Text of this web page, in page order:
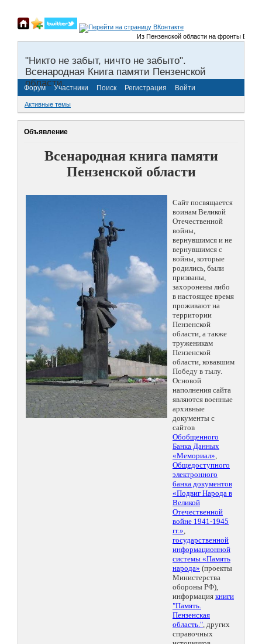
Из Пензенской области на фронты
"Никто не забыт, ничто не забыто".
Всенародная Книга памяти Пензенской
области.
Форум Участники Поиск Регистрация Войти
Активные темы
Объявление
Всенародная книга памяти
Пензенской области
Сайт посвящается
воинам Великой
Отечественной
войны,
вернувшимся и не
вернувшимся с
войны, которые
родились, были
призваны,
захоронены либо
в настоящее время
проживают на
территории
Пензенской
области, а также
труженикам
Пензенской
области, ковавшим
Победу в тылу.
Основой
наполнения сайта
являются военные
архивные
документы с
сайтов
Обобщенного
Банка Данных
«Мемориал»,
Общедоступного
электронного
банка документов
«Подвиг Народа в
Великой
Отечественной
войне 1941-1945
гг.»,
государственной
информационной
системы «Память
народа» (проекты
Министерства
обороны РФ),
информация книги
"Память.
Пензенская
область.", других
справочных